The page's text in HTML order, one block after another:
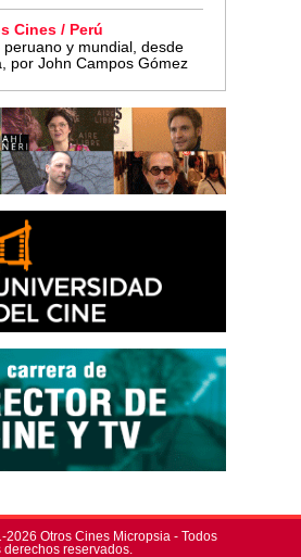
Cines / Perú
peruano y mundial, desde
por John Campos Gómez
Otros Cines Micropsia - Todos
derechos reservados.